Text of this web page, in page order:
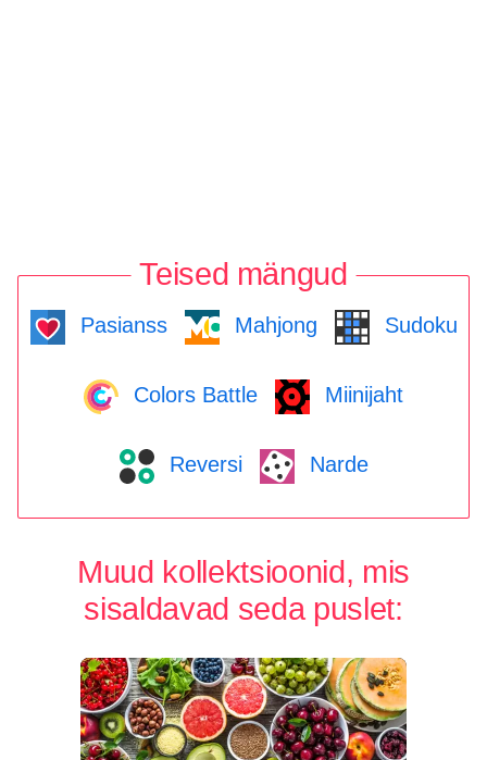
Teised mängud
Pasianss Mahjong Sudoku
Colors Battle Miinijaht
Reversi Narde
Muud kollektsioonid, mis
sisaldavad seda puslet: